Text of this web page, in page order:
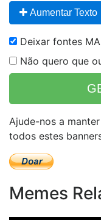
Aumentar Texto
Deixar fontes
Não quero que
Ajude-nos a
todos estes
Memes